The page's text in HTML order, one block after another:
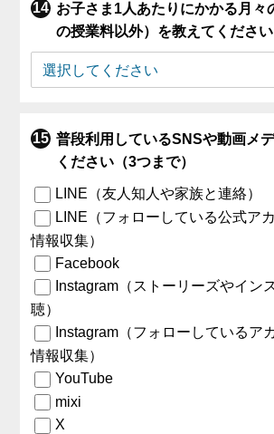
お子さま1人あたりにかかる月々
の授業料以外）を教えてください
普段利用しているSNSや動画メ
ください（3つまで）
LINE（友人知人や家族と連絡）
LINE（フォローしている公式ア
情報収集）
Facebook
Instagram（ストーリーズやイン
聴）
Instagram（フォローしているア
情報収集）
YouTube
mixi
X